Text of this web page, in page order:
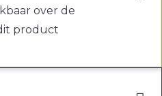
over de
product